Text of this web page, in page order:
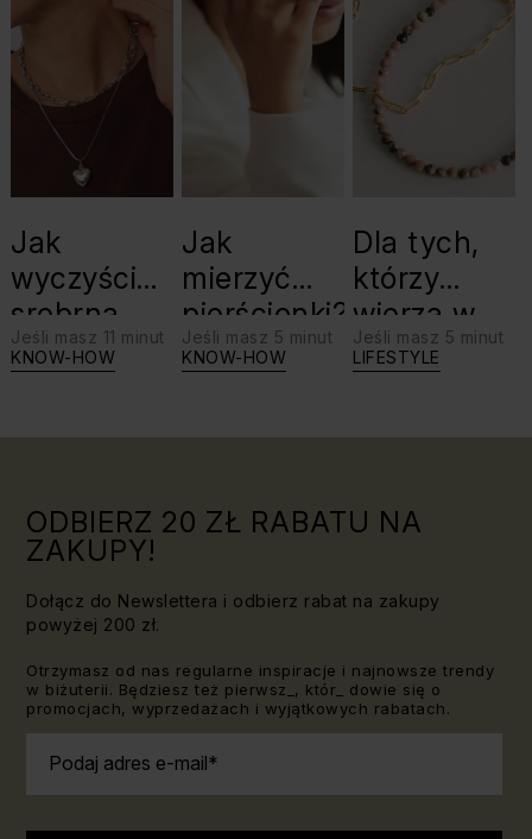
Jak
wyczyścić
srebrną
biżuterię?
Jeśli masz 11 minut
KNOW-HOW
Jak
mierzyć
pierścionki?
Jeśli masz 5 minut
KNOW-HOW
Dla tych,
którzy
wierzą w
swoje siły:
Jeśli masz 5 minut
LIFESTYLE
ODBIERZ 20 ZŁ RABATU NA
ZAKUPY!
Dołącz do Newslettera i odbierz rabat na zakupy
powyżej 200 zł.
Otrzymasz od nas regularne inspiracje i najnowsze trendy
w biżuterii. Będziesz też pierwsz_, któr_ dowie się o
promocjach, wyprzedażach i wyjątkowych rabatach.
Podaj adres e-mail